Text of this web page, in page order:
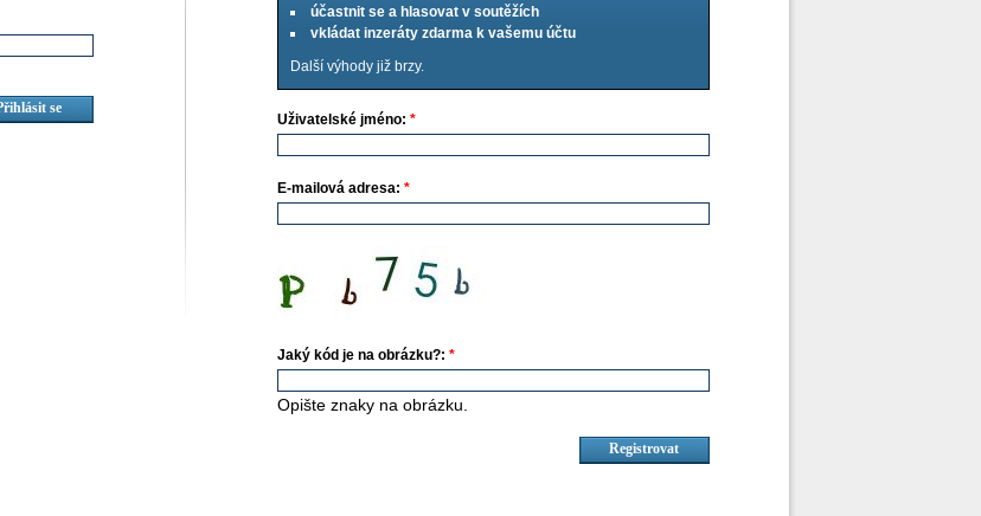
účastnit se a hlasovat v soutěžích
vkládat inzeráty zdarma k vašemu účtu
Další výhody již brzy.
Uživatelské jméno: *
E-mailová adresa: *
Jaký kód je na obrázku?: *
Opište znaky na obrázku.